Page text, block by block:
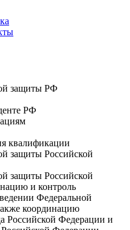
защиты РФ
РФ
квалификации
защиты Российской
защиты Российской
и контроль
Федеральной
координацию
Российской Федерации и